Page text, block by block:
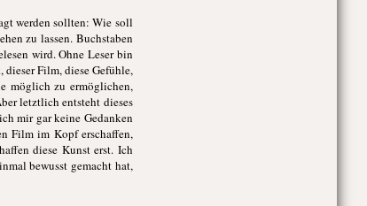
werden sollten: Wie soll
zu lassen. Buchstaben
wird. Ohne Leser bin
Film, diese Gefühle,
möglich zu ermöglichen,
letztlich entsteht dieses
mir gar keine Gedanken
Film im Kopf erschaffen,
diese Kunst erst. Ich
bewusst gemacht hat,